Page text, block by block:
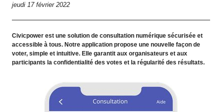
jeudi 17 février 2022
Civicpower est une solution de consultation numérique sécurisée et
accessible à tous. Notre application propose une nouvelle façon de
voter, simple et intuitive. Elle garantit aux organisateurs et aux
participants la confidentialité des votes et la régularité des résultats.